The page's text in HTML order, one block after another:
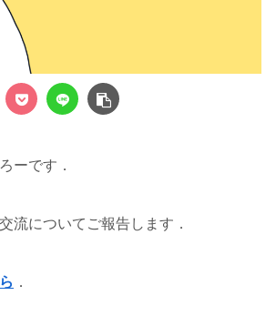
ーです．
流についてご報告します．
．